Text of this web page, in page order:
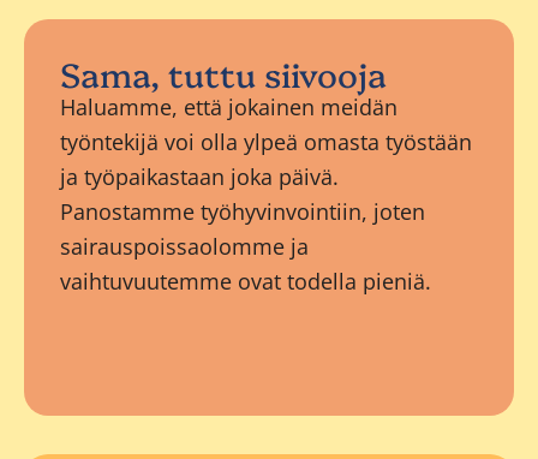
Sama, tuttu siivooja
Haluamme, että jokainen meidän
työntekijä voi olla ylpeä omasta työstään
ja työpaikastaan joka päivä.
Panostamme työhyvinvointiin, joten
sairauspoissaolomme ja
vaihtuvuutemme ovat todella pieniä.